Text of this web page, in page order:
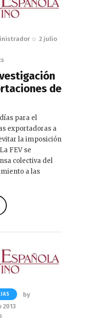
2 julio
de
para el
exportadoras a
la imposición
FEV se
colectiva del
a las
by
2013